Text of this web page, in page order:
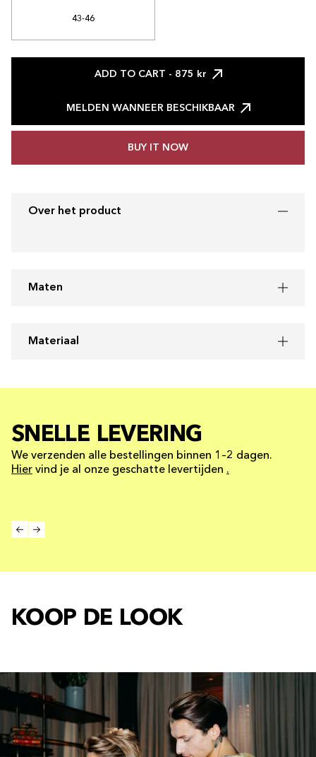
43-46
ADD TO CART - 875 kr
MELDEN WANNEER BESCHIKBAAR
BUY IT NOW
Over het product
Maten
Materiaal
SNELLE LEVERING
We verzenden alle bestellingen binnen 1–2 dagen.
Hier vind je al onze geschatte levertijden .
KOOP DE LOOK